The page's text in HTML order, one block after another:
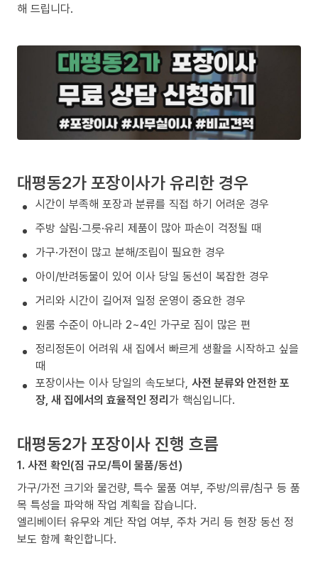
해 드립니다.
대평동2가 포장이사가 유리한 경우
시간이 부족해 포장과 분류를 직접 하기 어려운 경우
주방 살림·그릇·유리 제품이 많아 파손이 걱정될 때
가구·가전이 많고 분해/조립이 필요한 경우
아이/반려동물이 있어 이사 당일 동선이 복잡한 경우
거리와 시간이 길어져 일정 운영이 중요한 경우
원룸 수준이 아니라 2~4인 가구로 짐이 많은 편
정리정돈이 어려워 새 집에서 빠르게 생활을 시작하고 싶을
때
포장이사는 이사 당일의 속도보다, 사전 분류와 안전한 포
장, 새 집에서의 효율적인 정리가 핵심입니다.
대평동2가 포장이사 진행 흐름
1. 사전 확인(짐 규모/특이 물품/동선)
가구/가전 크기와 물건량, 특수 물품 여부, 주방/의류/침구 등 품
목 특성을 파악해 작업 계획을 잡습니다.
엘리베이터 유무와 계단 작업 여부, 주차 거리 등 현장 동선 정
보도 함께 확인합니다.